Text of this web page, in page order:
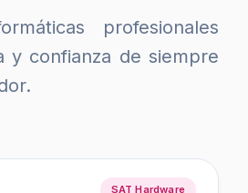
profesionales
y confianza de siempre
SAT Hardware